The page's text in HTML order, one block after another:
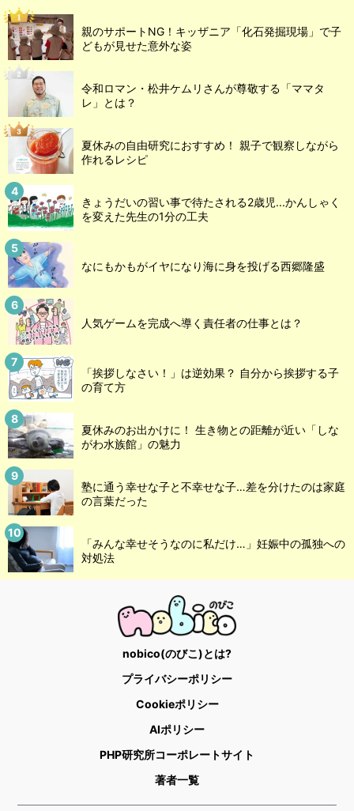
親のサポートNG！キッザニア「化石発掘現場」で子
どもが見せた意外な姿
令和ロマン・松井ケムリさんが尊敬する「ママタ
レ」とは？
夏休みの自由研究におすすめ！ 親子で観察しながら
作れるレシピ
きょうだいの習い事で待たされる2歳児...かんしゃく
を変えた先生の1分の工夫
なにもかもがイヤになり海に身を投げる西郷隆盛
人気ゲームを完成へ導く責任者の仕事とは？
「挨拶しなさい！」は逆効果？ 自分から挨拶する子
の育て方
夏休みのお出かけに！ 生き物との距離が近い「しな
がわ水族館」の魅力
塾に通う幸せな子と不幸せな子…差を分けたのは家庭
の言葉だった
「みんな幸せそうなのに私だけ…」妊娠中の孤独への
対処法
nobico(のびこ)とは?
プライバシーポリシー
Cookieポリシー
AIポリシー
PHP研究所コーポレートサイト
著者一覧